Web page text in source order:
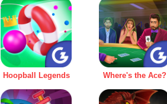
Hoopball Legends Where's the Ace?